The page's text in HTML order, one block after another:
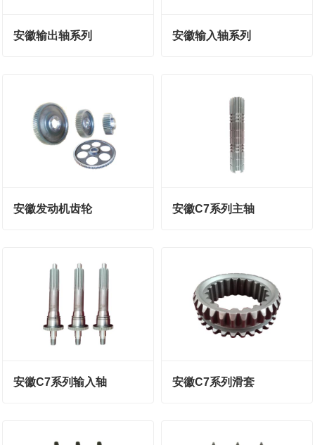
安徽输出轴系列 安徽输入轴系列
安徽发动机齿轮 安徽C7系列主轴
安徽C7系列输入轴 安徽C7系列滑套